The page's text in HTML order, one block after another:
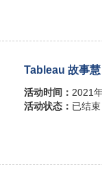
Tableau 故事
活动时间： 2021
活动状态： 已结束